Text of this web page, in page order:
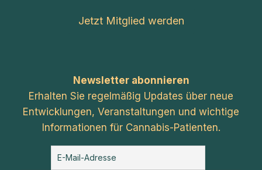
Jetzt Mitglied werden
Newsletter abonnieren
Erhalten Sie regelmäßig Updates über neue
Entwicklungen, Veranstaltungen und wichtige
Informationen für Cannabis-Patienten.